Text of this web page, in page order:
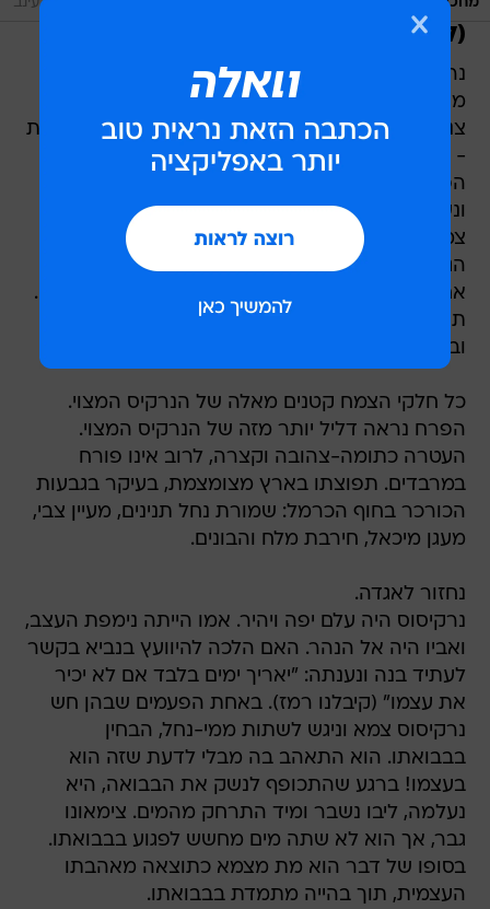
מחכה לכם בפריחתו הלבנה. נרקיס סתווי מערכת וואלה, ד"ר רחלי עינב
(לא) רק בגלל הנרקיסים
נרקיס זה מיוחד ושונה מאחיו הנרקיס המצוי, (זה
מהאגדה ... אליה נחזור מאוחר יותר ). מדובר בצמח
צנוע ממשפחת הנרקיסיים - משפחה גדולה ומכובדת
- והוא מקדים לפרוח בנובמבר ותחילת דצמבר.
הפרח נוצר בסיום עונת הצמיחה (באביב שעבר)
ונשאר חבוי בבצל. הוא פורץ החוצה ופורח לפני
צמיחת העלים, בתחילת הסתיו, לפעמים עוד לפני
הגשם הראשון.
אחריו מופיעים העלים ונוצר הפרח של השנה הבאה.
תופעה דומה אנו מוצאים גם בחצב, מיני הסיתווניות
וברוב צמחי הבצל והפקעת הפורחים בסתיו.
כל חלקי הצמח קטנים מאלה של הנרקיס המצוי.
הפרח נראה דליל יותר מזה של הנרקיס המצוי.
העטרה כתומה-צהובה וקצרה, לרוב אינו פורח
במרבדים. תפוצתו בארץ מצומצמת, בעיקר בגבעות
הכורכר בחוף הכרמל: שמורת נחל תנינים, מעיין צבי,
מעגן מיכאל, חירבת מלח והבונים.
נחזור לאגדה.
נרקיסוס היה עלם יפה ויהיר. אמו הייתה נימפת העצב,
ואביו היה אל הנהר. האם הלכה להיוועץ בנביא בקשר
לעתיד בנה ונענתה: "יאריך ימים בלבד אם לא יכיר
את עצמו" (קיבלנו רמז). באחת הפעמים שבהן חש
נרקיסוס צמא וניגש לשתות ממי-נחל, הבחין
בבבואתו. הוא התאהב בה מבלי לדעת שזה הוא
בעצמו! ברגע שהתכופף לנשק את הבבואה, היא
נעלמה, ליבו נשבר ומיד התרחק מהמים. צימאונו
גבר, אך הוא לא שתה מים מחשש לפגוע בבבואתו.
בסופו של דבר הוא מת מצמא כתוצאה מאהבתו
העצמית, תוך בהייה מתמדת בבבואתו.